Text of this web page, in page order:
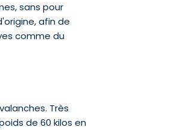
sans pour
afin de
comme du
Très
de 60 kilos en